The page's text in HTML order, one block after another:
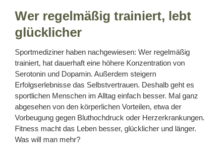
Wer regelmäßig trainiert, lebt
glücklicher
Sportmediziner haben nachgewiesen: Wer regelmäßig
trainiert, hat dauerhaft eine höhere Konzentration von
Serotonin und Dopamin. Außerdem steigern
Erfolgserlebnisse das Selbstvertrauen. Deshalb geht es
sportlichen Menschen im Alltag einfach besser. Mal ganz
abgesehen von den körperlichen Vorteilen, etwa der
Vorbeugung gegen Bluthochdruck oder Herzerkrankungen.
Fitness macht das Leben besser, glücklicher und länger.
Was will man mehr?